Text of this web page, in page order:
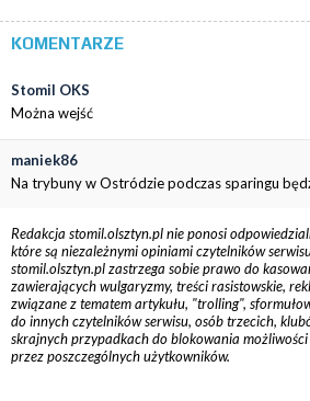
KOMENTARZE
Stomil OKS
Można wejść
maniek86
Na trybuny w Ostródzie podczas sparingu
Redakcja stomil.olsztyn.pl nie ponosi
które są niezależnymi opiniami czytelników
stomil.olsztyn.pl zastrzega sobie prawo do
zawierających wulgaryzmy, treści rasistowskie,
związane z tematem artykułu, "trolling",
do innych czytelników serwisu, osób trzecich,
skrajnych przypadkach do blokowania
przez poszczególnych użytkowników.